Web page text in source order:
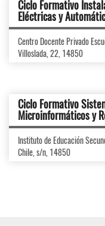
Ciclo Formativo
Eléctricas y
Centro Docente Privado
Villoslada, 22, 14850
Ciclo Formativo
Microinformáticos y
Instituto de Educación
Chile, s/n, 14850